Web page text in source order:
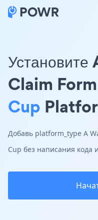
Claim
Cup
Добавь platform_type A
Cup без написания кода